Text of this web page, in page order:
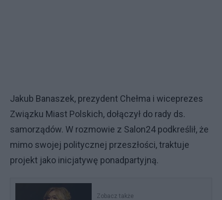
Jakub Banaszek, prezydent Chełma i wiceprezes
Związku Miast Polskich, dołączył do rady ds.
samorządów. W rozmowie z Salon24 podkreślił, że
mimo swojej politycznej przeszłości, traktuje
projekt jako inicjatywę ponadpartyjną.
Zobacz także